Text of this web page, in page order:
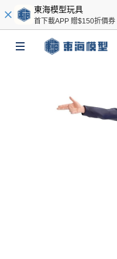
東海模型玩具
首下載APP 贈$150折價券